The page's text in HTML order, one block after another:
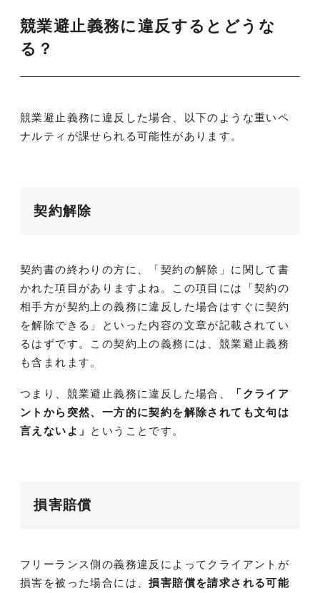
競業避止義務に違反するとどうな
る？
競業避止義務に違反した場合、以下のような重いペ
ナルティが課せられる可能性があります。
契約解除
契約書の終わりの方に、「契約の解除」に関して書
かれた項目がありますよね。この項目には「契約の
相手方が契約上の義務に違反した場合はすぐに契約
を解除できる」といった内容の文章が記載されてい
るはずです。この契約上の義務には、競業避止義務
も含まれます。
つまり、競業避止義務に違反した場合、
「クライア
ントから突然、一方的に契約を解除されても文句は
言えないよ」 ということです。
損害賠償
フリーランス側の義務違反によってクライアントが
損害を被った場合には、損害賠償を請求される可能